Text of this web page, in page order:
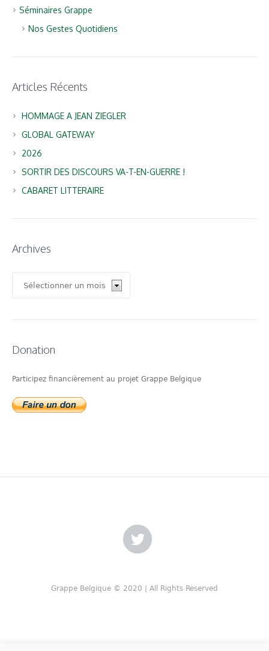
Séminaires Grappe
Nos Gestes Quotidiens
Articles Récents
HOMMAGE A JEAN ZIEGLER
GLOBAL GATEWAY
2026
SORTIR DES DISCOURS VA-T-EN-GUERRE !
CABARET LITTERAIRE
Archives
Donation
Participez financièrement au projet Grappe Belgique
Grappe Belgique © 2020 | All Rights Reserved